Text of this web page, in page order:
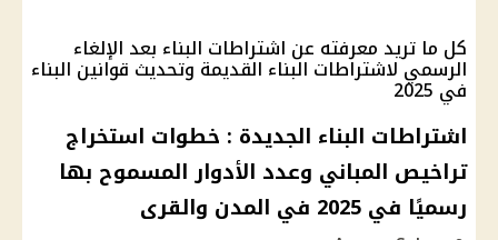
كل ما تريد معرفته عن اشتراطات البناء بعد الإلغاء
الرسمي لاشتراطات البناء القديمة وتحديث قوانين البناء
في 2025
اشتراطات البناء الجديدة : خطوات استخراج
تراخيص المباني وعدد الأدوار المسموح بها
رسميًا في 2025 في المدن والقرى